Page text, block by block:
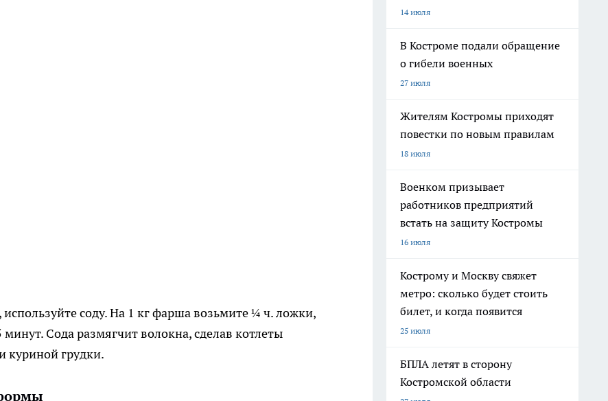
соду. На 1 кг фарша возьмите ¼ ч. ложки,
Сода размягчит волокна, сделав котлеты
куриной грудки.
14 июля
В Костроме подали обращение
о гибели военных
27 июля
Жителям Костромы приходят
повестки по новым правилам
18 июля
Военком призывает
работников предприятий
встать на защиту Костромы
16 июля
Кострому и Москву свяжет
метро: сколько будет стоить
билет, и когда появится
25 июля
БПЛА летят в сторону
Костромской области